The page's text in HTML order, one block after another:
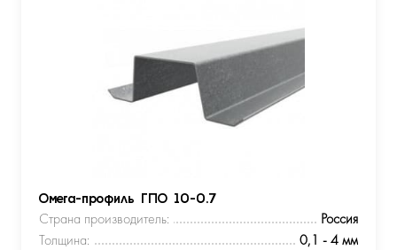
Омега-профиль ГПО 10-0.7
Страна производитель:
Россия
Толщина:
0,1 - 4 мм